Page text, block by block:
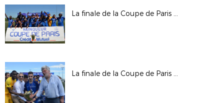
La finale de la Coupe de Paris Crédit Mutuel IDF U19
La finale de la Coupe de Paris Crédit Mutuel IDF U17